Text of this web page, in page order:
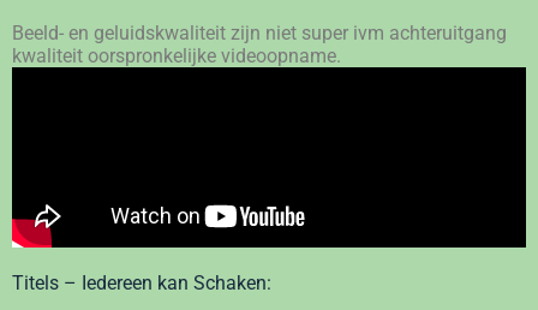
Beeld- en geluidskwaliteit zijn niet super ivm achteruitgang
kwaliteit oorspronkelijke videoopname.
Titels – Iedereen kan Schaken: